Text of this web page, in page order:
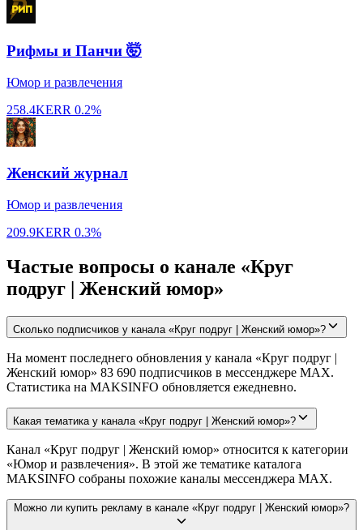
Рифмы и Панчи 🤯
Юмор и развлечения
258.4KERR 0.2%
Женский журнал
Юмор и развлечения
209.9KERR 0.3%
Частые вопросы о канале «Круг
подруг | Женский юмор»
Сколько подписчиков у канала «Круг подруг | Женский юмор»?
На момент последнего обновления у канала «Круг подруг |
Женский юмор» 83 690 подписчиков в мессенджере MAX.
Статистика на MAKSINFO обновляется ежедневно.
Какая тематика у канала «Круг подруг | Женский юмор»?
Канал «Круг подруг | Женский юмор» относится к категории
«Юмор и развлечения». В этой же тематике каталога
MAKSINFO собраны похожие каналы мессенджера MAX.
Можно ли купить рекламу в канале «Круг подруг | Женский юмор»?